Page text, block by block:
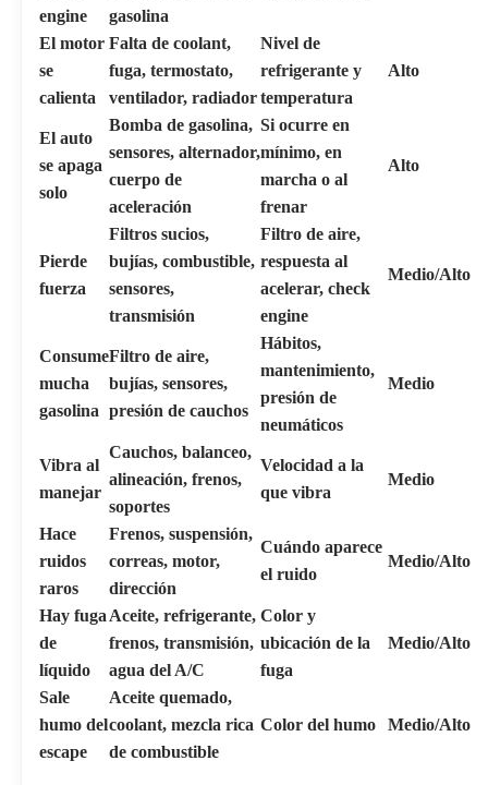
engine
gasolina
El motor
se
calienta
Falta de coolant,
fuga, termostato,
ventilador, radiador
Nivel de
refrigerante y
temperatura
Alto
El auto
se apaga
solo
Bomba de gasolina,
sensores, alternador,
cuerpo de
aceleración
Si ocurre en
mínimo, en
marcha o al
frenar
Alto
Pierde
fuerza
Filtros sucios,
bujías, combustible,
sensores,
transmisión
Filtro de aire,
respuesta al
acelerar, check
engine
Medio/Alto
Consume
mucha
gasolina
Filtro de aire,
bujías, sensores,
presión de cauchos
Hábitos,
mantenimiento,
presión de
neumáticos
Medio
Vibra al
manejar
Cauchos, balanceo,
alineación, frenos,
soportes
Velocidad a la
que vibra
Medio
Hace
ruidos
raros
Frenos, suspensión,
correas, motor,
dirección
Cuándo aparece
el ruido
Medio/Alto
Hay fuga
de
líquido
Aceite, refrigerante,
frenos, transmisión,
agua del A/C
Color y
ubicación de la
fuga
Medio/Alto
Sale
humo del
escape
Aceite quemado,
coolant, mezcla rica
de combustible
Color del humo Medio/Alto